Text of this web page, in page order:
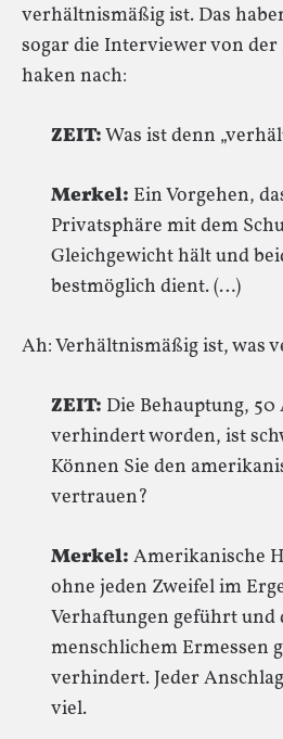
verhältnismäßig ist. Das
sogar die Interviewer von der
haken nach:
ZEIT:Was ist denn
Merkel: Ein Vorgehen,
Privatsphäre mit dem
Gleichgewicht hält und
bestmöglich dient. (…)
Ah: Verhältnismäßig ist, was
ZEIT: Die Behauptung, 50
verhindert worden, ist
Können Sie den
vertrauen?
Merkel: Amerikanische
ohne jeden Zweifel im
Verhaftungen geführt und
menschlichem Ermessen
verhindert. Jeder
viel.